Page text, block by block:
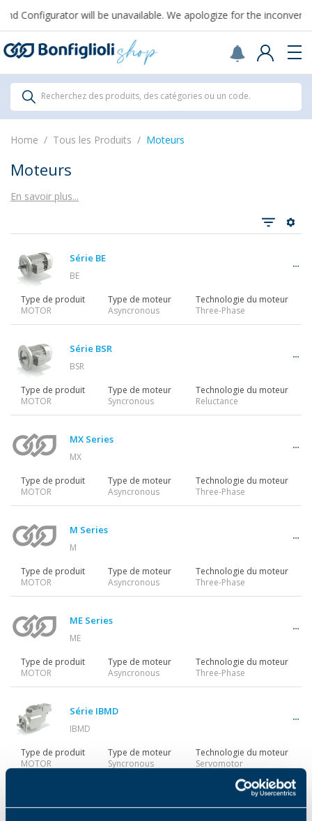
From August 7th to September 1st, support for Drawings and
All Products
All Products
Réducteurs
Motoréducteurs
Motors
Variateurs
Accessoires
Autres séries
Recherchez des produits, des catégories ou un code.
Home Tous les Produits Moteurs
Moteurs
En savoir plus...
Série BE
BE
Type de produit
MOTOR
Type de moteur
Asyncronous
Technologie du moteur
Three-Phase
Série BSR
BSR
Type de produit
MOTOR
Type de moteur
Syncronous
Technologie du moteur
Reluctance
MX Series
MX
Type de produit
MOTOR
Type de moteur
Asyncronous
Technologie du moteur
Three-Phase
M Series
M
Type de produit
MOTOR
Type de moteur
Asyncronous
Technologie du moteur
Three-Phase
ME Series
ME
Type de produit
MOTOR
Type de moteur
Asyncronous
Technologie du moteur
Three-Phase
Série IBMD
IBMD
Type de produit
MOTOR
Type de moteur
Syncronous
Technologie du moteur
Servomotor